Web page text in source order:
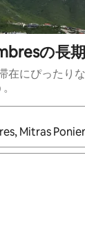
の長
在にぴったり
たら、上下の